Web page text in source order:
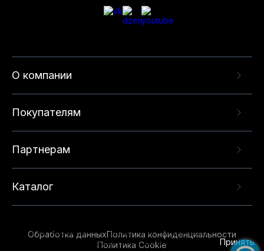
О компании
Покупателям
Партнерам
Каталог
Обработка данныхПолитика конфиденциальности
Политика Cookie
опыта на нашем сайте. Продолжая использовать
данный сайт, вы соглашаетесь с использованием
Принять